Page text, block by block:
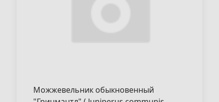
Можжевельник обыкновенный